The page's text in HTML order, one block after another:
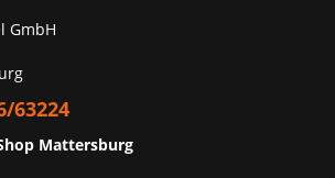
GmbH
63224
Mattersburg